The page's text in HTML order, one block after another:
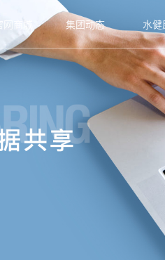
网商城 集团动态 水健